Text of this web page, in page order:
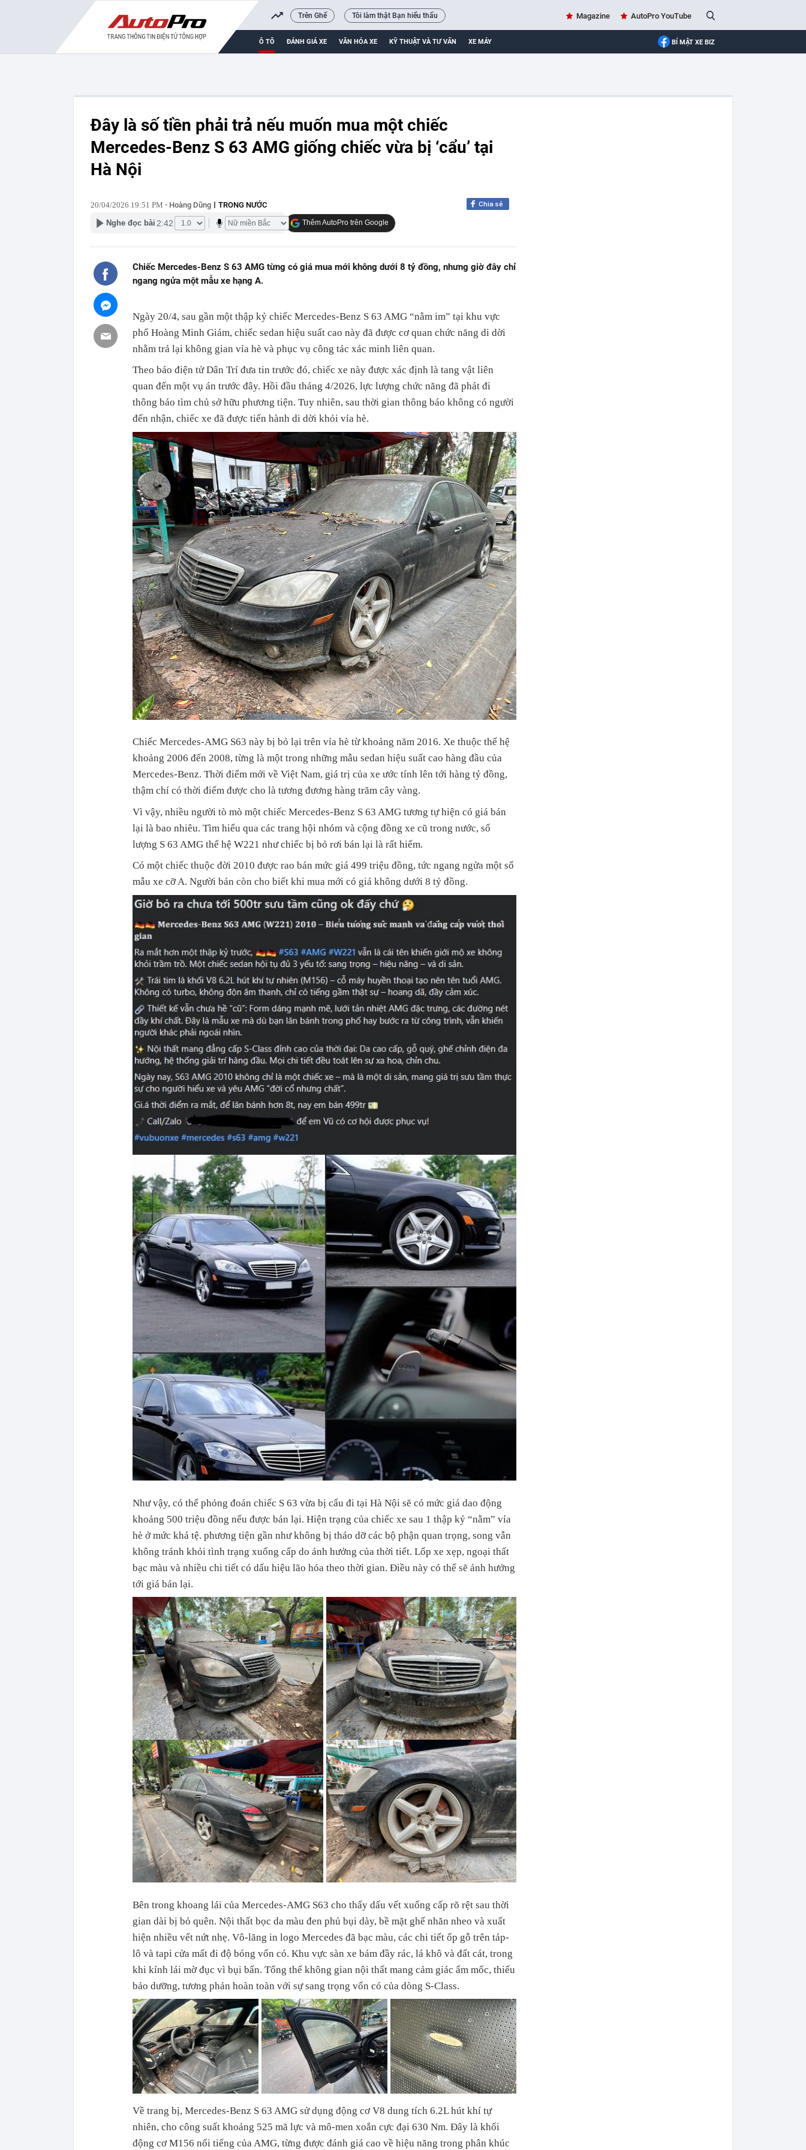
Trên Ghế Tôi làm thật Bạn hiểu thấu Magazine AutoPro YouTube
Ô TÔ ĐÁNH GIÁ XE VĂN HÓA XE KỸ THUẬT VÀ TƯ VẤN XE MÁY BÍ MẬT XE BIZ
Đây là số tiền phải trả nếu muốn mua một chiếc
Mercedes-Benz S 63 AMG giống chiếc vừa bị ‘cẩu’ tại
Hà Nội
20/04/2026 19:51 PM - Hoàng Dũng TRONG NƯỚC Chia sẻ
Thêm AutoPro trên Google
Nghe đọc bài 2:42
Chiếc Mercedes-Benz S 63 AMG từng có giá mua mới không dưới 8 tỷ đồng, nhưng giờ đây chỉ
ngang ngửa một mẫu xe hạng A.
Ngày 20/4, sau gần một thập kỷ chiếc Mercedes-Benz S 63 AMG “nằm im” tại khu vực
phố Hoàng Minh Giám, chiếc sedan hiệu suất cao này đã được cơ quan chức năng di dời
nhằm trả lại không gian vỉa hè và phục vụ công tác xác minh liên quan.
Theo báo điện tử Dân Trí đưa tin trước đó, chiếc xe này được xác định là tang vật liên
quan đến một vụ án trước đây. Hồi đầu tháng 4/2026, lực lượng chức năng đã phát đi
thông báo tìm chủ sở hữu phương tiện. Tuy nhiên, sau thời gian thông báo không có người
đến nhận, chiếc xe đã được tiến hành di dời khỏi vỉa hè.
Chiếc Mercedes-AMG S63 này bị bỏ lại trên vỉa hè từ khoảng năm 2016. Xe thuộc thế hệ
khoảng 2006 đến 2008, từng là một trong những mẫu sedan hiệu suất cao hàng đầu của
Mercedes-Benz. Thời điểm mới về Việt Nam, giá trị của xe ước tính lên tới hàng tỷ đồng,
thậm chí có thời điểm được cho là tương đương hàng trăm cây vàng.
Vì vậy, nhiều người tò mò một chiếc Mercedes-Benz S 63 AMG tương tự hiện có giá bán
lại là bao nhiêu. Tìm hiểu qua các trang hội nhóm và cộng đồng xe cũ trong nước, số
lượng S 63 AMG thế hệ W221 như chiếc bị bỏ rơi bán lại là rất hiếm.
Có một chiếc thuộc đời 2010 được rao bán mức giá 499 triệu đồng, tức ngang ngửa một số
mẫu xe cỡ A. Người bán còn cho biết khi mua mới có giá không dưới 8 tỷ đồng.
Như vậy, có thể phỏng đoán chiếc S 63 vừa bị cẩu đi tại Hà Nội sẽ có mức giá dao động
khoảng 500 triệu đồng nếu được bán lại. Hiện trạng của chiếc xe sau 1 thập kỷ “nằm” vỉa
hè ở mức khá tệ. phương tiện gần như không bị tháo dỡ các bộ phận quan trọng, song vẫn
không tránh khỏi tình trạng xuống cấp do ảnh hưởng của thời tiết. Lốp xe xẹp, ngoại thất
bạc màu và nhiều chi tiết có dấu hiệu lão hóa theo thời gian. Điều này có thể sẽ ảnh hưởng
tới giá bán lại.
Bên trong khoang lái của Mercedes-AMG S63 cho thấy dấu vết xuống cấp rõ rệt sau thời
gian dài bị bỏ quên. Nội thất bọc da màu đen phủ bụi dày, bề mặt ghế nhăn nheo và xuất
hiện nhiều vết nứt nhẹ. Vô-lăng in logo Mercedes đã bạc màu, các chi tiết ốp gỗ trên táp-
lô và tapi cửa mất đi độ bóng vốn có. Khu vực sàn xe bám đầy rác, lá khô và đất cát, trong
khi kính lái mờ đục vì bụi bẩn. Tổng thể không gian nội thất mang cảm giác ẩm mốc, thiếu
bảo dưỡng, tương phản hoàn toàn với sự sang trọng vốn có của dòng S-Class.
Về trang bị, Mercedes-Benz S 63 AMG sử dụng động cơ V8 dung tích 6.2L hút khí tự
nhiên, cho công suất khoảng 525 mã lực và mô-men xoắn cực đại 630 Nm. Đây là khối
động cơ M156 nổi tiếng của AMG, từng được đánh giá cao về hiệu năng trong phân khúc